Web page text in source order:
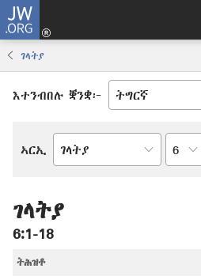
JW.ORG
ገላትያ
እተንብበሉ ቛንቋ፦
ኣርኢ
መጻሕፍቲ
ቅዱስ
ምዕራፍ
ገላትያ
6:1-18
ትሕዝቶ